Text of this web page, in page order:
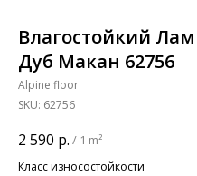
Влагостойкий
Дуб Макан 62756
Alpine floor
SKU: 62756
2 590 р. / 1 m²
Класс износостойкости